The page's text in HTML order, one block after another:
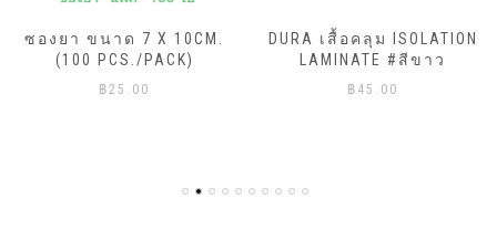
ซองยา ขนาด 7 X 10CM.
(100 PCS./PACK)
฿25.00
DURA เสื้อคลุม ISOLATION
LAMINATE #สีขาว
฿ 45.00